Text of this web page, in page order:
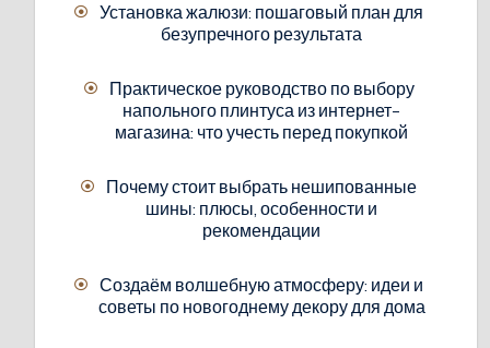
Установка жалюзи: пошаговый план для
безупречного результата
Практическое руководство по выбору
напольного плинтуса из интернет-
магазина: что учесть перед покупкой
Почему стоит выбрать нешипованные
шины: плюсы, особенности и
рекомендации
Создаём волшебную атмосферу: идеи и
советы по новогоднему декору для дома